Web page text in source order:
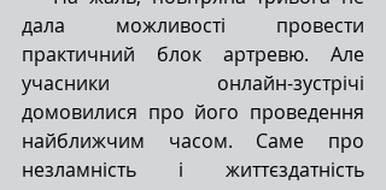
дала можливості провести
практичний блок артревю. Але
учасники онлайн-зустрічі
домовилися про його проведення
найближчим часом. Саме про
незламність і життєздатність